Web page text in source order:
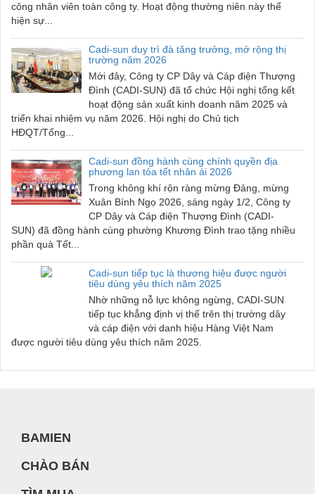
công nhân viên toàn công ty. Hoạt động thường niên này thể
hiện sự...
Cadi-sun duy trì đà tăng trưởng, mở rộng thị
trường năm 2026
Mới đây, Công ty CP Dây và Cáp điện Thượng
Đình (CADI-SUN) đã tổ chức Hội nghị tổng kết
hoạt động sản xuất kinh doanh năm 2025 và
triển khai nhiệm vụ năm 2026. Hội nghị do Chủ tịch
HĐQT/Tổng...
Cadi-sun đồng hành cùng chính quyền địa
phương lan tỏa tết nhân ái 2026
Trong không khí rộn ràng mừng Đảng, mừng
Xuân Bính Ngọ 2026, sáng ngày 1/2, Công ty
CP Dây và Cáp điện Thượng Đình (CADI-
SUN) đã đồng hành cùng phường Khương Đình trao tặng nhiều
phần quà Tết...
Cadi-sun tiếp tục là thương hiệu được người
tiêu dùng yêu thích năm 2025
Nhờ những nỗ lực không ngừng, CADI-SUN
tiếp tục khẳng định vị thế trên thị trường dây
và cáp điện với danh hiệu Hàng Việt Nam
được người tiêu dùng yêu thích năm 2025.
BAMIEN
CHÀO BÁN